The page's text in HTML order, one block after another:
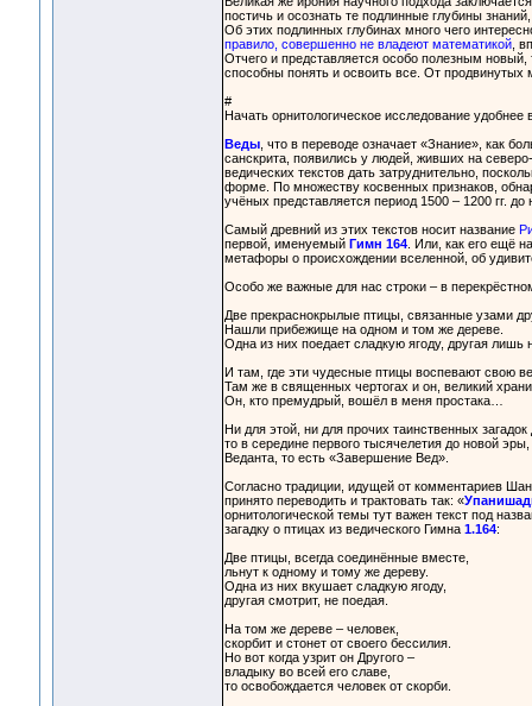
постичь и осознать те подлинные глубины
Об этих подлинных глубинах много чего
правило, совершенно не владеют математикой,
Отчего и представляется особо полезным новый,
способны понять и освоить все. От
#
Начать орнитологическое исследование
Веды, что в переводе означает «Знание», как
санскрита, появились у людей, живших на
ведических текстов дать затруднительно,
форме. По множеству косвенных признаков,
учёных представляется период 1500 – 1200 гг. до
Самый древний из этих текстов носит название
первой, именуемый Гимн 164. Или, как его ещё
метафоры о происхождении вселенной, об
Особо же важные для нас строки – в
Две прекраснокрылые птицы, связанные узами
Нашли прибежище на одном и том же дереве.
Одна из них поедает сладкую ягоду, другая лишь
И там, где эти чудесные птицы воспевают свою
Там же в священных чертогах и он, великий
Он, кто премудрый, вошёл в меня простака…
Ни для этой, ни для прочих таинственных
то в середине первого тысячелетия до новой
Веданта, то есть «Завершение Вед».
Согласно традиции, идущей от комментариев
принято переводить и трактовать так: «
орнитологической темы тут важен текст под
загадку о птицах из ведического Гимна 1.164:
Две птицы, всегда соединённые вместе,
льнут к одному и тому же дереву.
Одна из них вкушает сладкую ягоду,
другая смотрит, не поедая.
На том же дереве – человек,
скорбит и стонет от своего бессилия.
Но вот когда узрит он Другого –
владыку во всей его славе,
то освобождается человек от скорби.